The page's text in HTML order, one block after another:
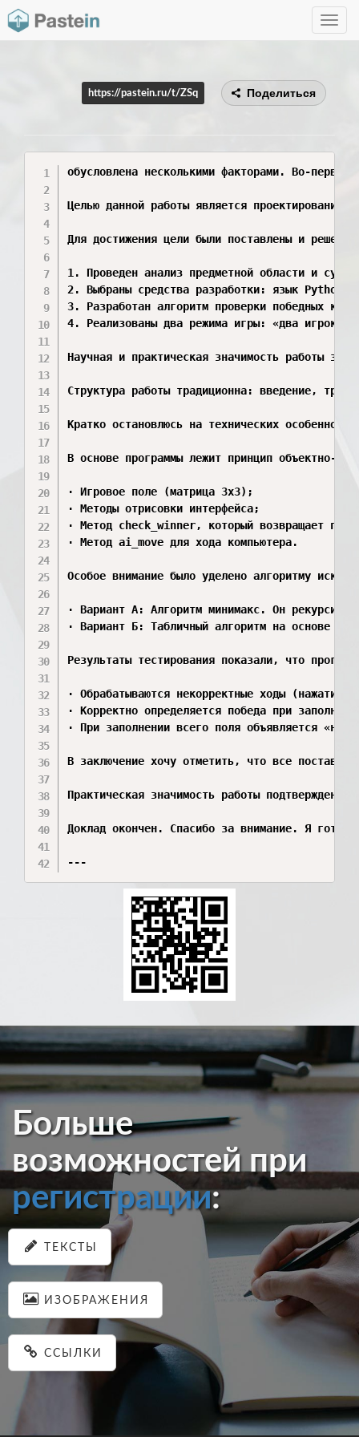
Toggle
https://pastein.ru/t/ZSq Поделиться
обусловлена несколькими факторами. Во-
Целью данной работы является
Для достижения цели были поставлены и
1. Проведен анализ предметной области и
2. Выбраны средства разработки: язык
3. Разработан алгоритм проверки победных
4. Реализованы два режима игры: «два игрока»
Научная и практическая значимость работы
Структура работы традиционна: введение, три
Кратко остановлюсь на технических
В основе программы лежит принцип объектно-
· Игровое поле (матрица 3x3);
· Методы отрисовки интерфейса;
· Метод check_winner, который возвращает
· Метод ai_move для хода компьютера.
Особое внимание было уделено алгоритму
· Вариант А: Алгоритм минимакс. Он
· Вариант Б: Табличный алгоритм на основе
Результаты тестирования показали, что
· Обрабатываются некорректные ходы
· Корректно определяется победа при
· При заполнении всего поля объявляется
В заключение хочу отметить, что все
Практическая значимость работы
Доклад окончен. Спасибо за внимание. Я готов
Больше
возможностей при
регистрации:
ТЕКСТЫ
ИЗОБРАЖЕНИЯ
ССЫЛКИ